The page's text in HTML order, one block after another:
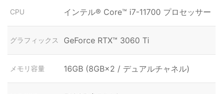
CPU インテル® Core™ i7-11700 プロセッサー
グラフィックス GeForce RTX™ 3060 Ti
メモリ容量 16GB (8GB×2 / デュアルチャネル)